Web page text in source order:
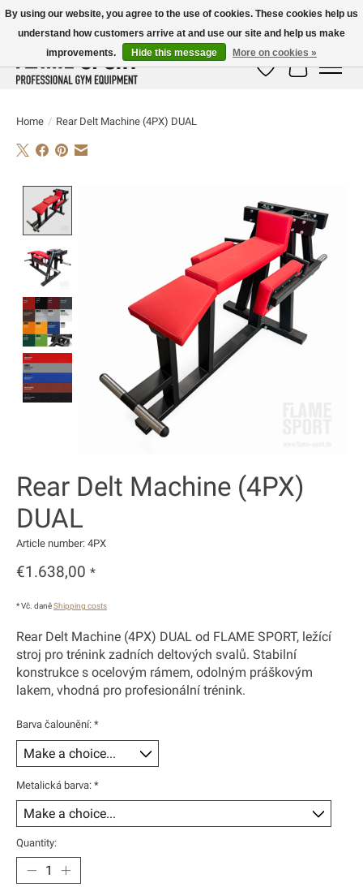
E-MAIL:info@flame-sport.deTEL.: +49 1525 9705 011
Wish ListCart
Home / Rear Delt Machine (4PX) DUAL
Rear Delt Machine (4PX)
DUAL
Article number: 4PX
€1.638,00 *
* Vč. daněShipping costs
Rear Delt Machine (4PX) DUAL od FLAME SPORT, ležící
stroj pro trénink zadních deltových svalů. Stabilní
konstrukce s ocelovým rámem, odolným práškovým
lakem, vhodná pro profesionální trénink.
Barva čalounění: *
Metalická barva: *
Quantity:
By using our website, you agree to the use of cookies. These cookies help us
understand how customers arrive at and use our site and help us make
improvements.
Hide this message More on cookies »